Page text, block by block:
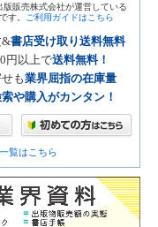
版販売株式会社が運営している
す。
ご利用ガイドはこちら
&書店受け取り送料無料
円以上で送料無料！
も業界屈指の在庫量
や購入がカンタン！
覧はこちら